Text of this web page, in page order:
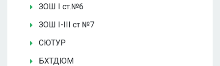
ЗОШ І ст.№6
ЗОШ І-ІІІ ст №7
СЮТУР
БХТДЮМ